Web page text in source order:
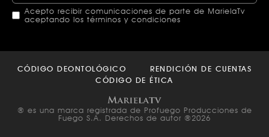
Acepto recibir comunicaciones de parte de MarielaTv
aceptando los términos y condiciones
should
CÓDIGO DEONTOLÓGICO
RENDICIÓN DE CUENTAS
CÓDIGO DE ÉTICA
® es una marca registrada de Profuego Producciones de
Fuego S.A. Derechos de autor ®2026